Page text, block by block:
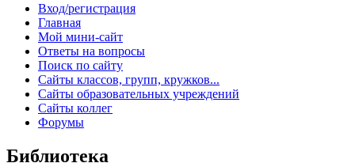
Вход/регистрация
Главная
Мой мини-сайт
Ответы на вопросы
Поиск по сайту
Сайты классов, групп, кружков...
Сайты образовательных учреждений
Сайты коллег
Форумы
Библиотека